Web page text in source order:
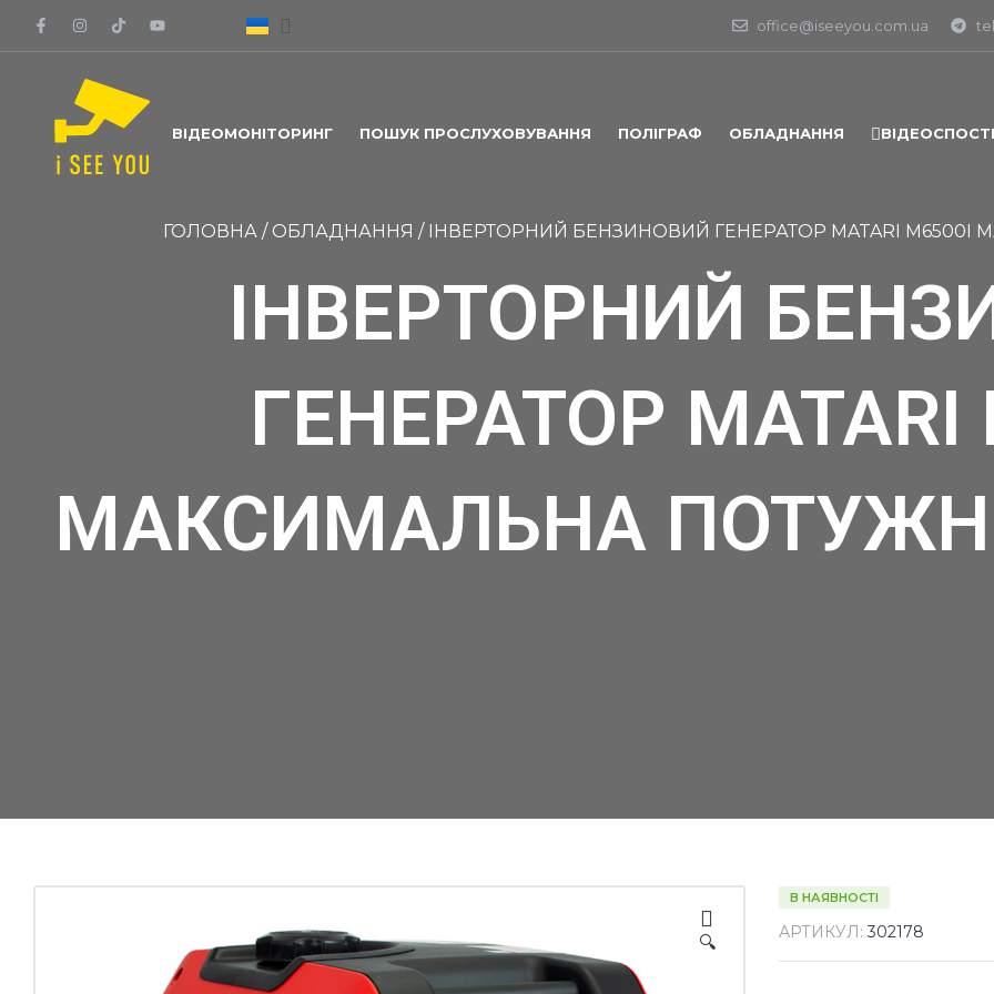
office@iseeyou.com.ua
ВІДЕОМОНІТОРИНГ ПОШУК ПРОСЛУХОВУВАННЯ ПОЛІГРАФ ОБЛАДНАННЯ
ГОЛОВНА/ ОБЛАДНАННЯ / ІНВЕРТОРНИЙ БЕНЗИНОВИЙ ГЕНЕРАТОР MATARI M6500I
ІНВЕРТОРНИЙ
ГЕНЕРАТОР MATARI
МАКСИМАЛЬНА
🔍
В НАЯВНОСТІ
АРТИКУЛ: 302178